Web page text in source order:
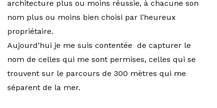
architecture plus ou moins réussie, à chacune son
nom plus ou moins bien choisi par l’heureux
propriétaire.
Aujourd’hui je me suis contentée de capturer le
nom de celles qui me sont permises, celles qui se
trouvent sur le parcours de 300 mètres qui me
séparent de la mer.